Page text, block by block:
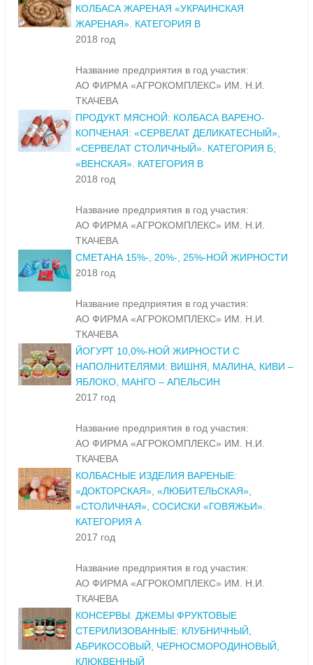
КОЛБАСА ЖАРЕНАЯ «УКРАИНСКАЯ
ЖАРЕНАЯ». КАТЕГОРИЯ В
2018 год
Название предприятия в год участия:
АО ФИРМА «АГРОКОМПЛЕКС» ИМ. Н.И.
ТКАЧЕВА
ПРОДУКТ МЯСНОЙ: КОЛБАСА ВАРЕНО-
КОПЧЕНАЯ: «СЕРВЕЛАТ ДЕЛИКАТЕСНЫЙ»,
«СЕРВЕЛАТ СТОЛИЧНЫЙ». КАТЕГОРИЯ Б;
«ВЕНСКАЯ». КАТЕГОРИЯ В
2018 год
Название предприятия в год участия:
АО ФИРМА «АГРОКОМПЛЕКС» ИМ. Н.И.
ТКАЧЕВА
СМЕТАНА 15%-, 20%-, 25%-НОЙ ЖИРНОСТИ
2018 год
Название предприятия в год участия:
АО ФИРМА «АГРОКОМПЛЕКС» ИМ. Н.И.
ТКАЧЕВА
ЙОГУРТ 10,0%-НОЙ ЖИРНОСТИ С
НАПОЛНИТЕЛЯМИ: ВИШНЯ, МАЛИНА, КИВИ –
ЯБЛОКО, МАНГО – АПЕЛЬСИН
2017 год
Название предприятия в год участия:
АО ФИРМА «АГРОКОМПЛЕКС» ИМ. Н.И.
ТКАЧЕВА
КОЛБАСНЫЕ ИЗДЕЛИЯ ВАРЕНЫЕ:
«ДОКТОРСКАЯ», «ЛЮБИТЕЛЬСКАЯ»,
«СТОЛИЧНАЯ», СОСИСКИ «ГОВЯЖЬИ».
КАТЕГОРИЯ А
2017 год
Название предприятия в год участия:
АО ФИРМА «АГРОКОМПЛЕКС» ИМ. Н.И.
ТКАЧЕВА
КОНСЕРВЫ. ДЖЕМЫ ФРУКТОВЫЕ
СТЕРИЛИЗОВАННЫЕ: КЛУБНИЧНЫЙ,
АБРИКОСОВЫЙ, ЧЕРНОСМОРОДИНОВЫЙ,
КЛЮКВЕННЫЙ